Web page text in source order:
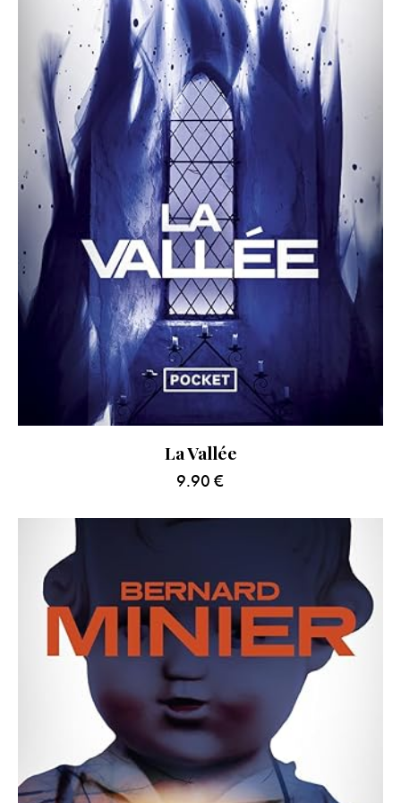
La Vallée
9.90 €